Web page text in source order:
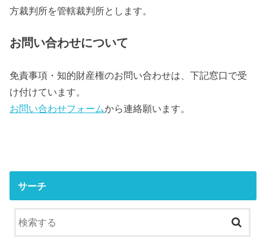
方裁判所を管轄裁判所とします。
お問い合わせについて
免責事項・知的財産権のお問い合わせは、下記窓口で受
け付けています。
お問い合わせフォームから連絡願います。
サーチ